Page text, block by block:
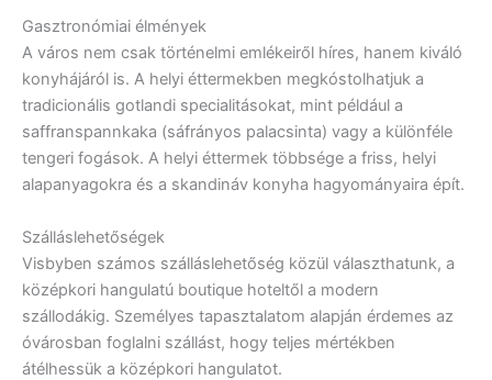
Gasztronómiai élmények
A város nem csak történelmi emlékeiről híres, hanem kiváló
konyhájáról is. A helyi éttermekben megkóstolhatjuk a
tradicionális gotlandi specialitásokat, mint például a
saffranspannkaka (sáfrányos palacsinta) vagy a különféle
tengeri fogások. A helyi éttermek többsége a friss, helyi
alapanyagokra és a skandináv konyha hagyományaira épít.
Szálláslehetőségek
Visbyben számos szálláslehetőség közül választhatunk, a
középkori hangulatú boutique hoteltől a modern
szállodákig. Személyes tapasztalatom alapján érdemes az
óvárosban foglalni szállást, hogy teljes mértékben
átélhessük a középkori hangulatot.